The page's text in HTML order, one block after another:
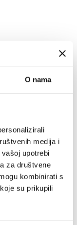
O nama
medija i
upotrebi
za društvene
kombinirati s
su prikupili
Actions